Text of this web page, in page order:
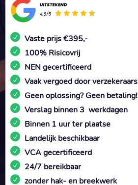
Vaste prijs €395,-
100% Risicovrij
NEN gecertificeerd
Vaak vergoed door verzekeraars
Geen oplossing? Geen betaling!
Verslag binnen 3 werkdagen
Binnen 1 uur ter plaatse
Landelijk beschikbaar
VCA gecertificeerd
24/7 bereikbaar
zonder hak- en breekwerk